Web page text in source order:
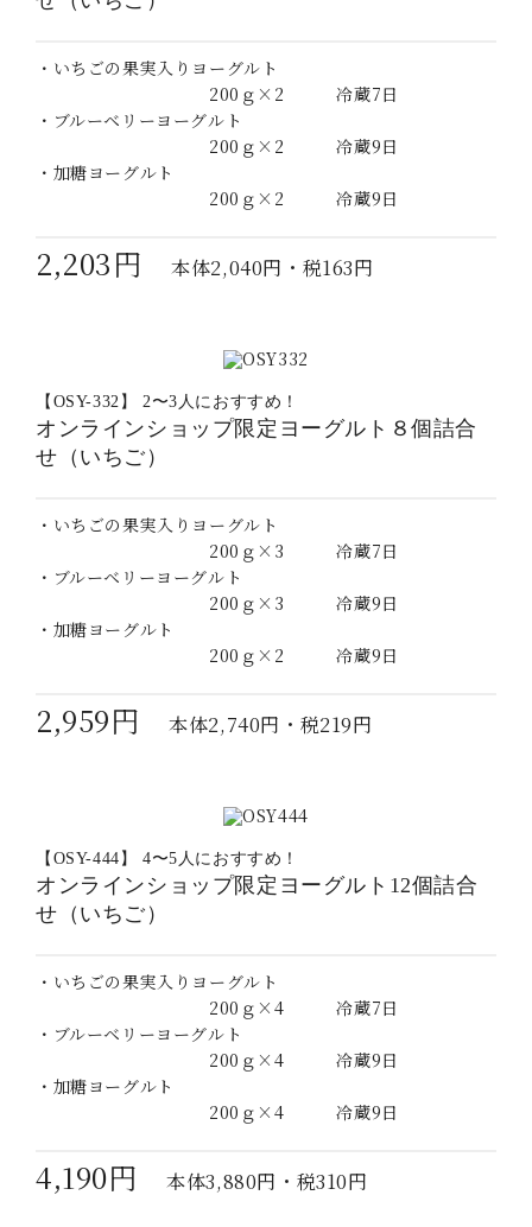
・いちごの果実入りヨーグルト
200ｇ×2 冷蔵7日
・ブルーベリーヨーグルト
200ｇ×2 冷蔵9日
・加糖ヨーグルト
200ｇ×2 冷蔵9日
2,203円本体2,040円・税163円
【OSY-332】 2〜3人におすすめ！
オンラインショップ限定ヨーグルト８個詰合
せ（いちご）
・いちごの果実入りヨーグルト
200ｇ×3 冷蔵7日
・ブルーベリーヨーグルト
200ｇ×3 冷蔵9日
・加糖ヨーグルト
200ｇ×2 冷蔵9日
2,959円本体2,740円・税219円
【OSY-444】 4〜5人におすすめ！
オンラインショップ限定ヨーグルト12個詰合
せ（いちご）
・いちごの果実入りヨーグルト
200ｇ×4 冷蔵7日
・ブルーベリーヨーグルト
200ｇ×4 冷蔵9日
・加糖ヨーグルト
200ｇ×4 冷蔵9日
4,190円本体3,880円・税310円